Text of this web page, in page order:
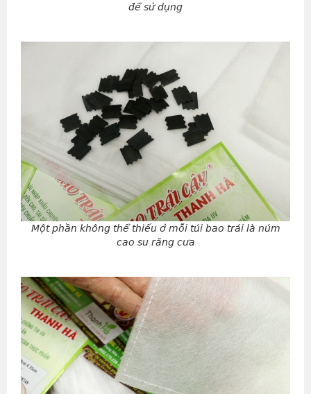
để sử dụng
Một phần không thể thiếu ở mỗi túi bao trái là núm
cao su răng cưa